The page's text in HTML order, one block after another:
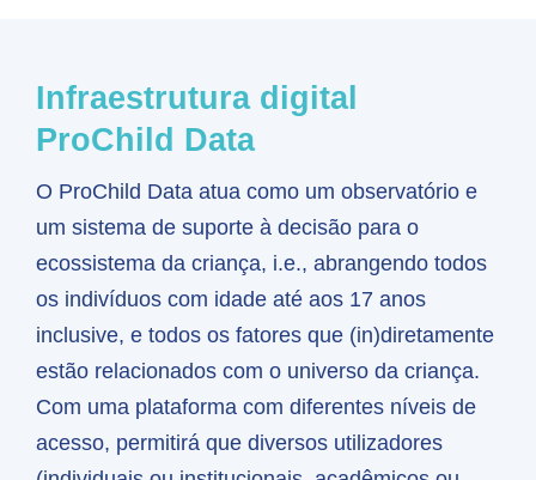
Infraestrutura digital
ProChild Data
O ProChild Data atua como um observatório e
um sistema de suporte à decisão para o
ecossistema da criança, i.e., abrangendo todos
os indivíduos com idade até aos 17 anos
inclusive, e todos os fatores que (in)diretamente
estão relacionados com o universo da criança.
Com uma plataforma com diferentes níveis de
acesso, permitirá que diversos utilizadores